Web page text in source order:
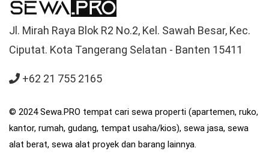
Jl. Mirah Raya Blok R2 No.2, Kel. Sawah Besar, Kec.
Ciputat. Kota Tangerang Selatan - Banten 15411
+62 21 755 2165
© 2024 Sewa.PRO tempat cari sewa properti (apartemen, ruko,
kantor, rumah, gudang, tempat usaha/kios), sewa jasa, sewa
alat berat, sewa alat proyek dan barang lainnya.